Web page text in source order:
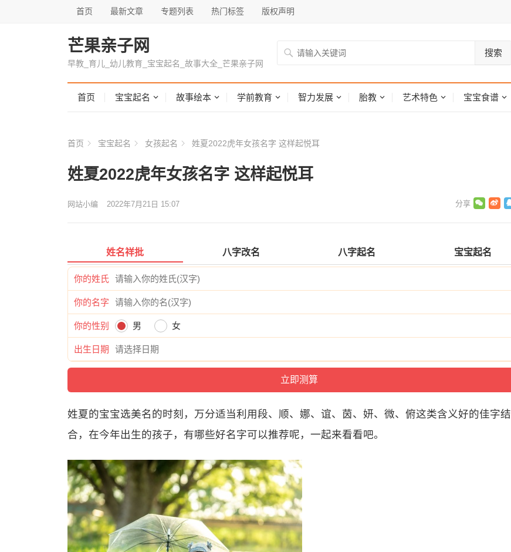
首页 最新文章 专题列表 热门标签 版权声明
芒果亲子网
早教_育儿_幼儿教育_宝宝起名_故事大全_芒果亲子网
搜索
首页 宝宝起名 故事绘本 学前教育 智力发展 胎教 艺术特色 宝宝食谱
首页 宝宝起名 女孩起名 姓夏2022虎年女孩名字 这样起悦耳
姓夏2022虎年女孩名字 这样起悦耳
网站小编 2022年7月21日 15:07
姓名祥批 八字改名 八字起名 宝宝起名
你的姓氏
你的名字
你的性别 男 女
出生日期
姓夏的宝宝选美名的时刻，万分适当利用段、顺、娜、谊、茵、妍、微、俯这类含义好的佳字结
合，在今年出生的孩子，有哪些好名字可以推荐呢，一起来看看吧。